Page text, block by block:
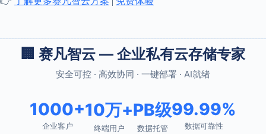
🏢 赛凡智云 — 企业私有云存储专家
安全可控 · 高效协同 · 一键部署 · AI就绪
1000+
企业客户
10万+
终端用户
PB级
数据托管
99.99%
数据可靠性